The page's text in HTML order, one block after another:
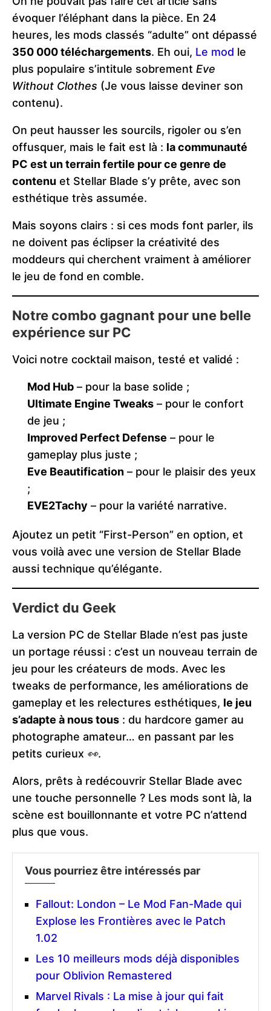
évoquer l’éléphant dans la pièce. En 24
heures, les mods classés “adulte” ont dépassé
350 000 téléchargements. Eh oui, Le mod le
plus populaire s’intitule sobrement Eve
Without Clothes (Je vous laisse deviner son
contenu).
On peut hausser les sourcils, rigoler ou s’en
offusquer, mais le fait est là : la communauté
PC est un terrain fertile pour ce genre de
contenu et Stellar Blade s’y prête, avec son
esthétique très assumée.
Mais soyons clairs : si ces mods font parler, ils
ne doivent pas éclipser la créativité des
moddeurs qui cherchent vraiment à améliorer
le jeu de fond en comble.
Notre combo gagnant pour une belle
expérience sur PC
Voici notre cocktail maison, testé et validé :
Mod Hub – pour la base solide ;
Ultimate Engine Tweaks – pour le confort
de jeu ;
Improved Perfect Defense – pour le
gameplay plus juste ;
Eve Beautification – pour le plaisir des yeux
;
EVE2Tachy – pour la variété narrative.
Ajoutez un petit “First-Person” en option, et
vous voilà avec une version de Stellar Blade
aussi technique qu’élégante.
Verdict du Geek
La version PC de Stellar Blade n’est pas juste
un portage réussi : c’est un nouveau terrain de
jeu pour les créateurs de mods. Avec les
tweaks de performance, les améliorations de
gameplay et les relectures esthétiques, le jeu
s’adapte à nous tous : du hardcore gamer au
photographe amateur… en passant par les
petits curieux 👀.
Alors, prêts à redécouvrir Stellar Blade avec
une touche personnelle ? Les mods sont là, la
scène est bouillonnante et votre PC n’attend
plus que vous.
Vous pourriez être intéressés par
Fallout: London – Le Mod Fan-Made qui
Explose les Frontières avec le Patch
1.02
Les 10 meilleurs mods déjà disponibles
pour Oblivion Remastered
Marvel Rivals : La mise à jour qui fait